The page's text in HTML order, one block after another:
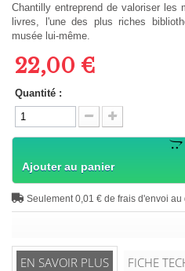
Chantilly entreprend de valoriser les
livres, l'une des plus riches
musée lui-même.
22,00 €
Quantité :
Ajouter au panier
Seulement 0,01 € de frais d'envoi
EN SAVOIR PLUS FICHE